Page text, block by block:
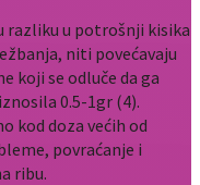
razliku u potrošnji kisika
niti povećavaju
koji se odluče da ga
0.5-1gr (4).
kod doza većih od
povraćanje i
ribu.